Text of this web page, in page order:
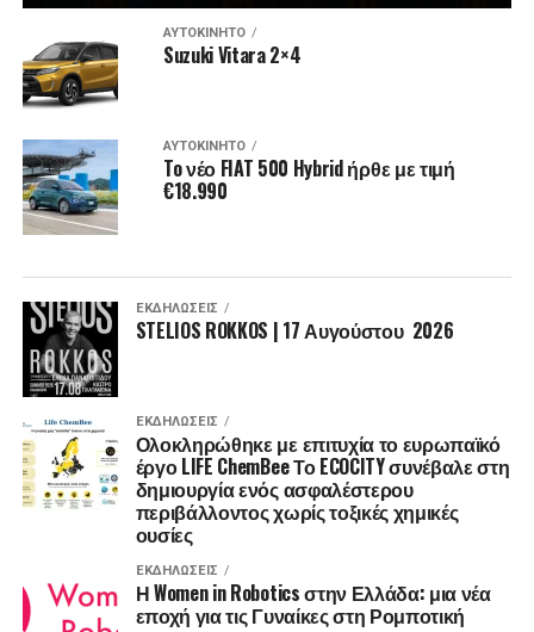
ΑΥΤΟΚΊΝΗΤΟ
Suzuki Vitara 2×4
ΑΥΤΟΚΊΝΗΤΟ
To νέο FIAT 500 Hybrid ήρθε με τιμή
€18.990
ΕΚΔΗΛΏΣΕΙΣ
STELIOS ROKKOS | 17 Αυγούστου 2026
ΕΚΔΗΛΏΣΕΙΣ
Ολοκληρώθηκε με επιτυχία το ευρωπαϊκό
έργο LIFE ChemBee Το ECOCITY συνέβαλε στη
δημιουργία ενός ασφαλέστερου
περιβάλλοντος χωρίς τοξικές χημικές
ουσίες
ΕΚΔΗΛΏΣΕΙΣ
Η Women in Robotics στην Ελλάδα: μια νέα
εποχή για τις Γυναίκες στη Ρομποτική